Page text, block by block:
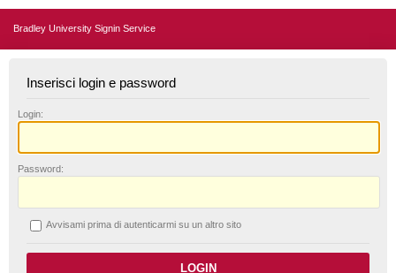
Bradley University Signin Service
Inserisci login e password
L ogin:
Password:
Avvisami prima di autenticarmi su un altro sito